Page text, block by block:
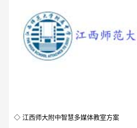
◇ 江西师大附中智慧多媒体教室方案